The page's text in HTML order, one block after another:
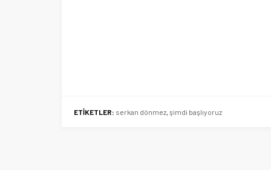
ETİKETLER: serkan dönmez, şimdi başlıyoruz